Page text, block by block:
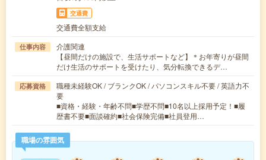
交通費
交通費全額支給
仕事内容
介護関連
【昼間だけの施設で、生活サポートなど】＊お年寄りが昼間
だけ生活のサポートを受けたり、気分転換できるデ…
応募資格
職種未経験OK / ブランクOK / パソコンスキル不要 / 英語力不
要
■資格・経験・年齢不問■学歴不問■10名以上採用予定！■履
歴書不要■面談確約■社会保険完備■社員登用…
職場の雰囲気